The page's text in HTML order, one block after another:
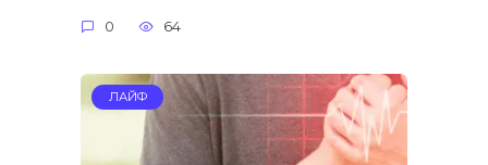
0 64
ЛАЙФ